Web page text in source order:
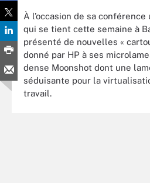
À l’occasion de sa
qui se tient cette semaine à
présenté de nouvelles «
donné par HP à ses
dense Moonshot dont une
séduisante pour la
travail.